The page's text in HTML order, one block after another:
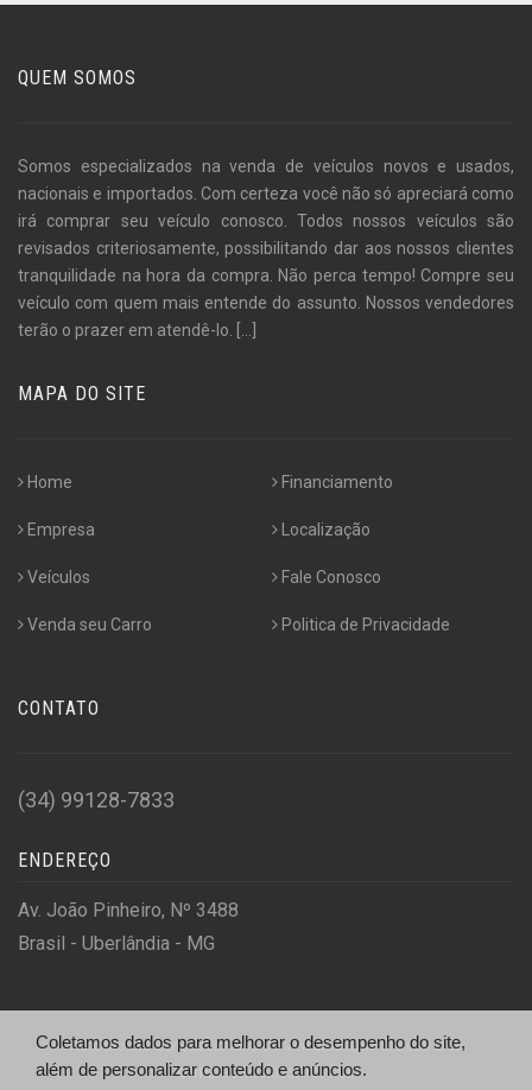
QUEM SOMOS
Somos especializados na venda de veículos novos e usados,
nacionais e importados. Com certeza você não só apreciará como
irá comprar seu veículo conosco. Todos nossos veículos são
revisados criteriosamente, possibilitando dar aos nossos clientes
tranquilidade na hora da compra. Não perca tempo! Compre seu
veículo com quem mais entende do assunto. Nossos vendedores
terão o prazer em atendê-lo.
MAPA DO SITE
Home
Empresa
Veículos
Venda seu Carro
Financiamento
Localização
Fale Conosco
Politica de Privacidade
CONTATO
(34) 99128-7833
ENDEREÇO
Av. João Pinheiro, Nº 3488
Brasil - Uberlândia - MG
Auto Motors Concessionaria De Veiculos Multi Marcas Ltda
CNPJ:39.993.005/0001-06
Coletamos dados para melhorar o desempenho do site,
além de personalizar conteúdo e anúncios.